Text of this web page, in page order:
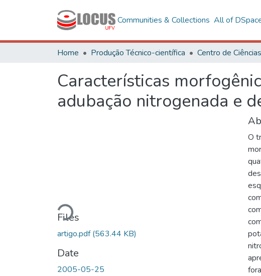
Communities & Collections All of
Home Produção Técnico-científica Centro de
Características
adubação nitrogenada e
Loading...
Files
artigo.pdf(563.44 KB)
Date
2005-05-25
O